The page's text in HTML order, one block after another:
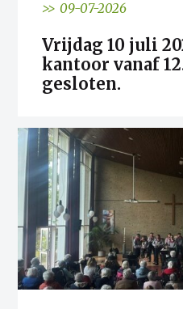
>> 09-07-2026
Vrijdag 10 juli
kantoor vanaf
gesloten.